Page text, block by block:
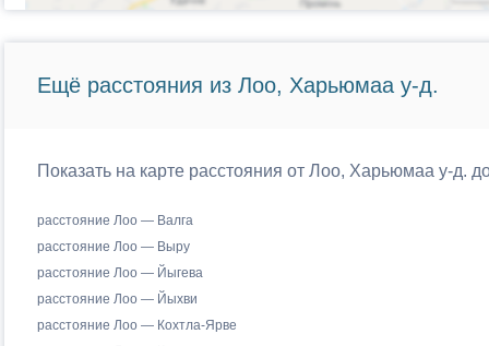
Ещё расстояния из Лоо, Харьюмаа у-д.
Показать на карте расстояния от Лоо, Харьюмаа у-д.
расстояние Лоо — Валга
расстояние Лоо — Выру
расстояние Лоо — Йыгева
расстояние Лоо — Йыхви
расстояние Лоо — Кохтла-Ярве